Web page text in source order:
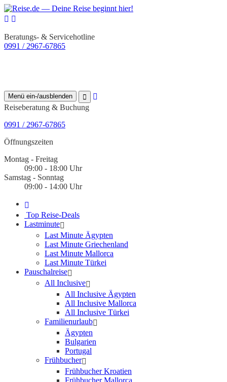
Beratungs- & Servicehotline
0991 / 2967-67865
Menü ein-/ausblenden
Reiseberatung & Buchung
0991 / 2967-67865
Öffnungszeiten
Montag - Freitag
09:00 - 18:00 Uhr
Samstag - Sonntag
09:00 - 14:00 Uhr
Top Reise-Deals
Lastminute
Last Minute Ägypten
Last Minute Griechenland
Last Minute Mallorca
Last Minute Türkei
Pauschalreise
All Inclusive
All Inclusive Ägypten
All Inclusive Mallorca
All Inclusive Türkei
Familienurlaub
Ägypten
Bulgarien
Portugal
Frühbucher
Frühbucher Kroatien
Frühbucher Mallorca